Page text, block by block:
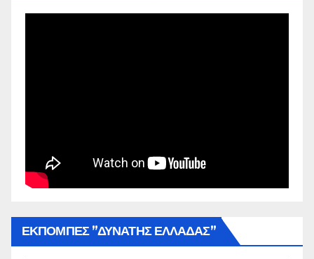
ΕΚΠΟΜΠΕΣ ”ΔΥΝΑΤΗΣ ΕΛΛΑΔΑΣ”